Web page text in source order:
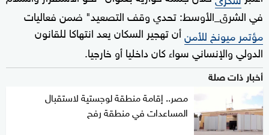
في الشرق_الأوسط: تحدي وقف التصعيد" ضمن فعاليات
مؤتمر ميونخ للأمنأن تهجير السكان يعد انتهاكا للقانون
الدولي والإنساني سواء كان داخليا أو خارجيا.
أخبار ذات صلة
مصر.. إقامة منطقة لوجستية لاستقبال
المساعدات في منطقة رفح